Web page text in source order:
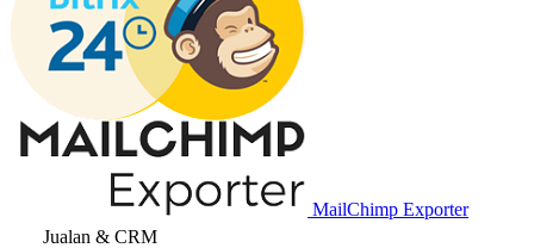
MailChimp Exporter
Jualan & CRM